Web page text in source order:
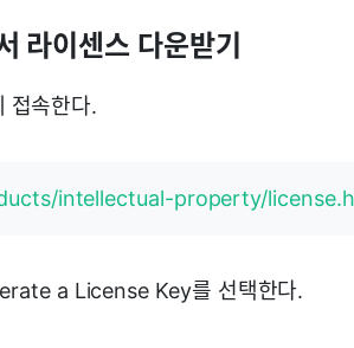
라이센스 다운받기
접속한다.
intellectual-property/
a License Key를 선택한다.